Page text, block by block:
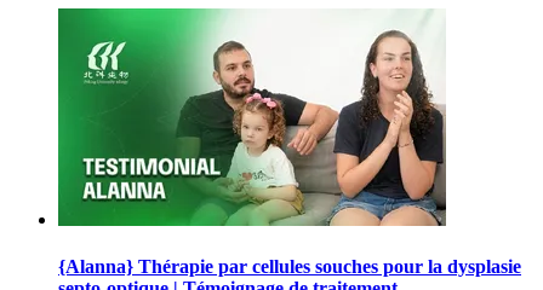
{Alanna} Thérapie par cellules souches pour la dysplasie